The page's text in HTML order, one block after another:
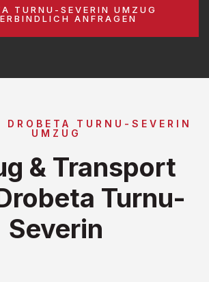
TURNU-SEVERIN UMZUG
ANFRAGEN
DROBETA TURNU-SEVERIN
UMZUG
& Transport
Turnu-
Severin